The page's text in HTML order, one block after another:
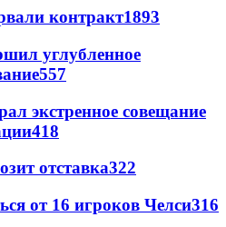
контракт1893
углубленное
557
экстренное совещание
418
отставка322
от 16 игроков Челси316